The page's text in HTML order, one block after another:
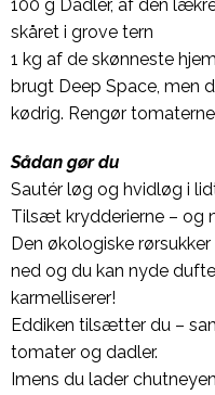
100 g Dadler, af den
skåret i grove tern
1 kg af de skønneste
brugt Deep Space, men
kødrig. Rengør
Sådan gør du
Sautér løg og hvidløg i
Tilsæt krydderierne – og
Den økologiske
ned og du kan nyde
karmelliserer!
Eddiken tilsætter du –
tomater og dadler.
Imens du lader